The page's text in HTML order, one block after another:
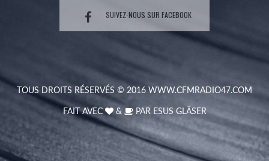
SUIVEZ-NOUS SUR FACEBOOK
TOUS DROITS RÉSERVÉS © 2016 WWW.CFMRADIO47.COM
FAIT AVEC & PAR ESUS GLÄSER